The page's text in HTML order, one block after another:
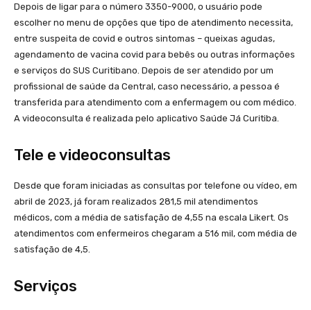
Depois de ligar para o número 3350-9000, o usuário pode
escolher no menu de opções que tipo de atendimento necessita,
entre suspeita de covid e outros sintomas – queixas agudas,
agendamento de vacina covid para bebês ou outras informações
e serviços do SUS Curitibano. Depois de ser atendido por um
profissional de saúde da Central, caso necessário, a pessoa é
transferida para atendimento com a enfermagem ou com médico.
A videoconsulta é realizada pelo aplicativo Saúde Já Curitiba.
Tele e videoconsultas
Desde que foram iniciadas as consultas por telefone ou vídeo, em
abril de 2023, já foram realizados 281,5 mil atendimentos
médicos, com a média de satisfação de 4,55 na escala Likert. Os
atendimentos com enfermeiros chegaram a 516 mil, com média de
satisfação de 4,5.
Serviços